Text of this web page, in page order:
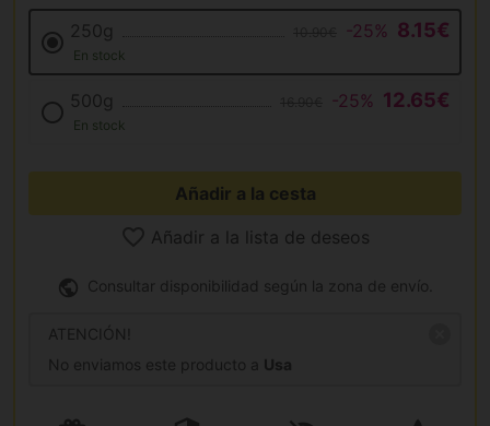
250g -25% 8.15€
En stock
500g -25% 12.65€
En stock
Añadir a la cesta
Añadir a la lista de deseos
Consultar disponibilidad según la zona de envío.
ATENCIÓN!
No enviamos este producto a Usa